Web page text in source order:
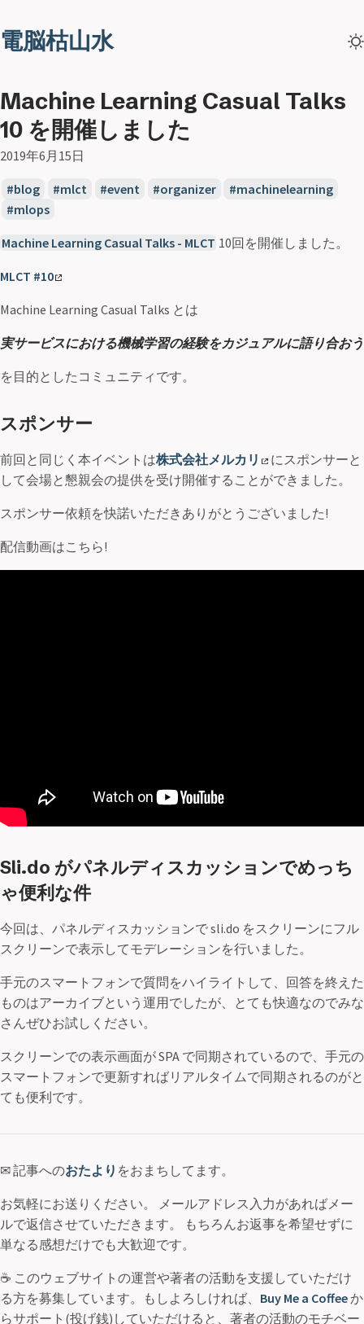
電脳枯山水
Machine Learning Casual Talks
10 を開催しました
2019年6月15日
blog mlct event organizer
machinelearning
mlops
Machine Learning Casual Talks - MLCT 10回を開催しました。
MLCT #10
Machine Learning Casual Talks とは
実サービスにおける機械学習の経験をカジュアルに語り合おう
を目的としたコミュニティです。
スポンサー
前回と同じく本イベントは株式会社メルカリ
にスポンサーと
して会場と懇親会の提供を受け開催することができました。
スポンサー依頼を快諾いただきありがとうございました!
配信動画はこちら!
Sli.do がパネルディスカッションでめっち
ゃ便利な件
今回は、パネルディスカッションで sli.do をスクリーンにフル
スクリーンで表示してモデレーションを行いました。
手元のスマートフォンで質問をハイライトして、回答を終えた
ものはアーカイブという運用でしたが、とても快適なのでみな
さんぜひお試しください。
スクリーンでの表示画面が SPA で同期されているので、手元の
スマートフォンで更新すればリアルタイムで同期されるのがと
ても便利です。
✉ 記事へのおたより をおまちしてます。
お気軽にお送りください。 メールアドレス入力があればメー
ルで返信させていただきます。 もちろんお返事を希望せずに
単なる感想だけでも大歓迎です。
☕ このウェブサイトの運営や著者の活動を支援していただけ
る方を募集しています。もしよろしければ、 Buy Me a Coffeeか
らサポート(投げ銭)していただけると、著者の活動のモチベー